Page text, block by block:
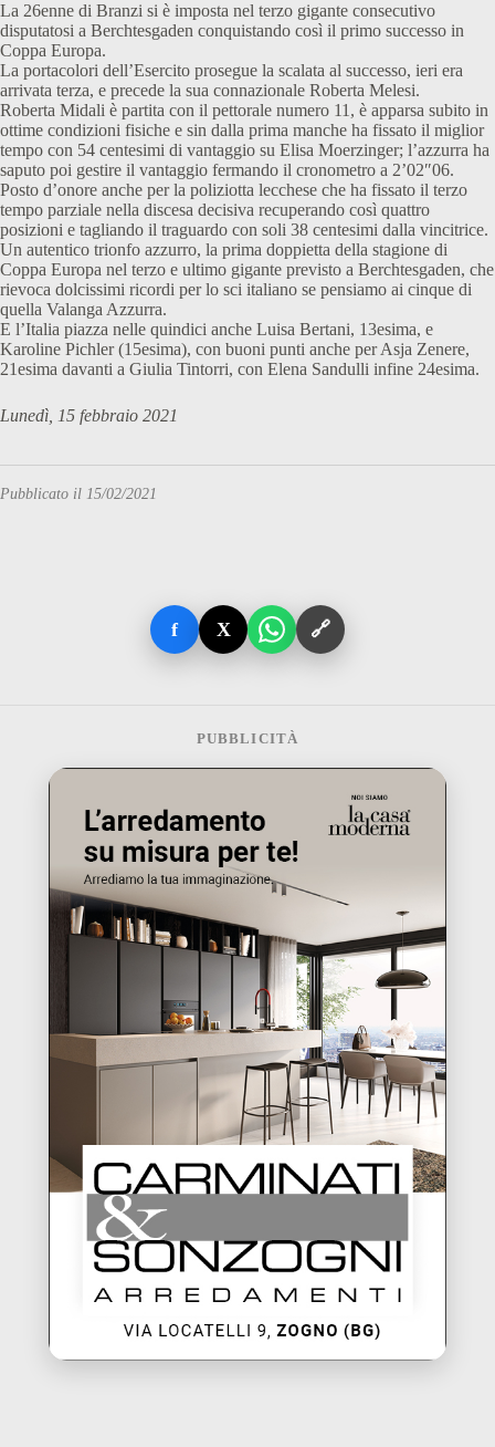
La 26enne di Branzi si è imposta nel terzo gigante consecutivo
disputatosi a Berchtesgaden conquistando così il primo successo in
Coppa Europa.
La portacolori dell’Esercito prosegue la scalata al successo, ieri era
arrivata terza, e precede la sua connazionale Roberta Melesi.
Roberta Midali è partita con il pettorale numero 11, è apparsa subito in
ottime condizioni fisiche e sin dalla prima manche ha fissato il miglior
tempo con 54 centesimi di vantaggio su Elisa Moerzinger; l’azzurra ha
saputo poi gestire il vantaggio fermando il cronometro a 2’02″06.
Posto d’onore anche per la poliziotta lecchese che ha fissato il terzo
tempo parziale nella discesa decisiva recuperando così quattro
posizioni e tagliando il traguardo con soli 38 centesimi dalla vincitrice.
Un autentico trionfo azzurro, la prima doppietta della stagione di
Coppa Europa nel terzo e ultimo gigante previsto a Berchtesgaden, che
rievoca dolcissimi ricordi per lo sci italiano se pensiamo ai cinque di
quella Valanga Azzurra.
E l’Italia piazza nelle quindici anche Luisa Bertani, 13esima, e
Karoline Pichler (15esima), con buoni punti anche per Asja Zenere,
21esima davanti a Giulia Tintorri, con Elena Sandulli infine 24esima.
Lunedì, 15 febbraio 2021
Pubblicato il 15/02/2021
f X 🔗
PUBBLICITÀ